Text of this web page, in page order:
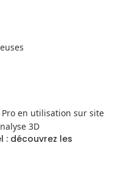
: découvrez les